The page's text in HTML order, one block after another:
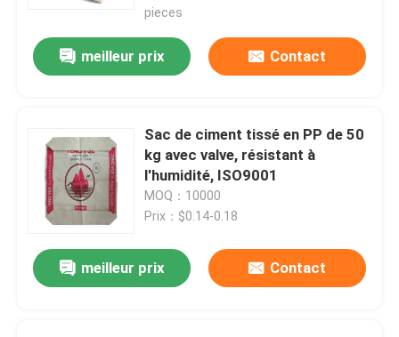
pieces
meilleur prix Contact
Sac de ciment tissé en PP de 50
kg avec valve, résistant à
l'humidité, ISO9001
MOQ：10000
Prix：$0.14-0.18
meilleur prix Contact